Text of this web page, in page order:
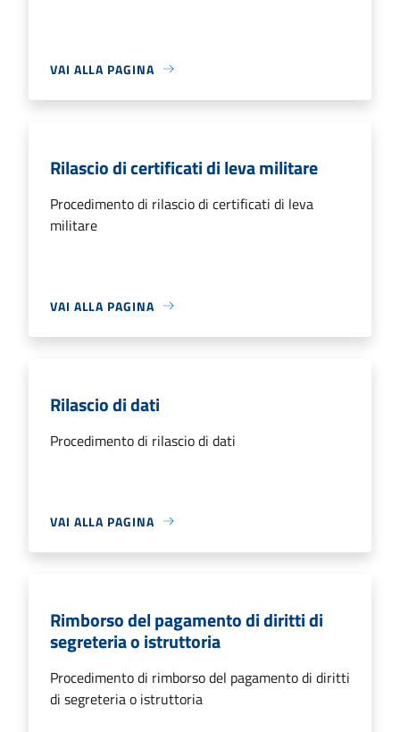
VAI ALLA PAGINA
Rilascio di certificati di leva militare
Procedimento di rilascio di certificati di leva
militare
VAI ALLA PAGINA
Rilascio di dati
Procedimento di rilascio di dati
VAI ALLA PAGINA
Rimborso del pagamento di diritti di
segreteria o istruttoria
Procedimento di rimborso del pagamento di diritti
di segreteria o istruttoria